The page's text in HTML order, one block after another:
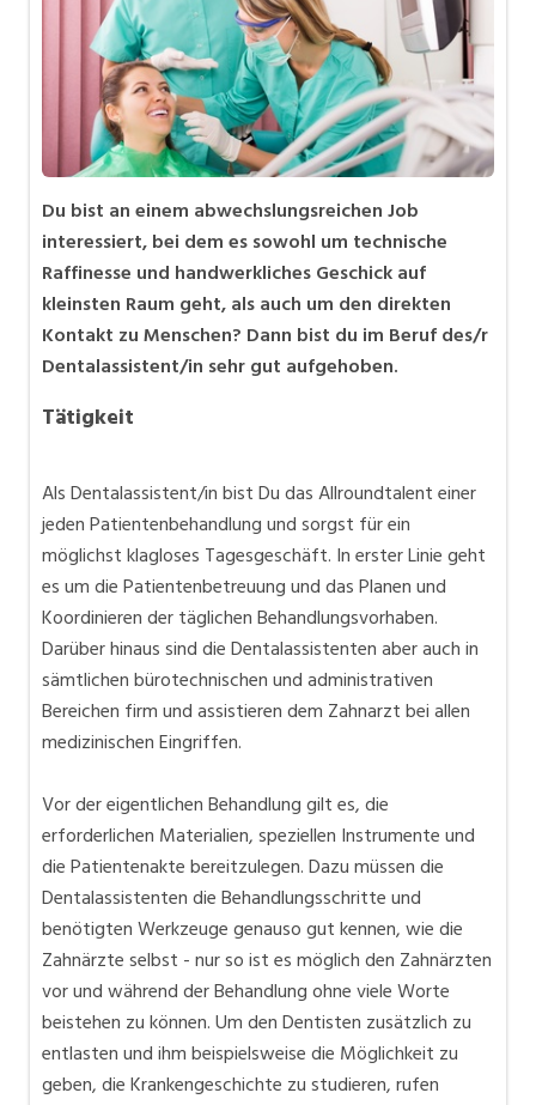
Stellensuche
Videos
Du bist an einem abwechslungsreichen Job
interessiert, bei dem es sowohl um technische
Raffinesse und handwerkliches Geschick auf
kleinsten Raum geht, als auch um den direkten
Kontakt zu Menschen? Dann bist du im Beruf des/r
Dentalassistent/in sehr gut aufgehoben.
Tätigkeit
Als Dentalassistent/in bist Du das Allroundtalent einer
jeden Patientenbehandlung und sorgst für ein
möglichst klagloses Tagesgeschäft. In erster Linie geht
es um die Patientenbetreuung und das Planen und
Koordinieren der täglichen Behandlungsvorhaben.
Darüber hinaus sind die Dentalassistenten aber auch in
sämtlichen bürotechnischen und administrativen
Bereichen firm und assistieren dem Zahnarzt bei allen
medizinischen Eingriffen.
Vor der eigentlichen Behandlung gilt es, die
erforderlichen Materialien, speziellen Instrumente und
die Patientenakte bereitzulegen. Dazu müssen die
Dentalassistenten die Behandlungsschritte und
benötigten Werkzeuge genauso gut kennen, wie die
Zahnärzte selbst - nur so ist es möglich den Zahnärzten
vor und während der Behandlung ohne viele Worte
beistehen zu können. Um den Dentisten zusätzlich zu
entlasten und ihm beispielsweise die Möglichkeit zu
geben, die Krankengeschichte zu studieren, rufen